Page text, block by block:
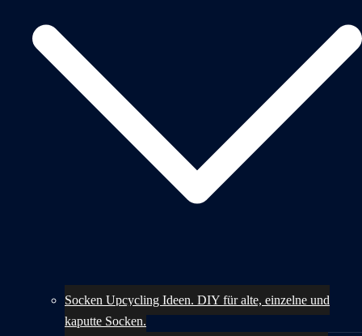
Socken Upcycling Ideen. DIY für alte, einzelne und
kaputte Socken.